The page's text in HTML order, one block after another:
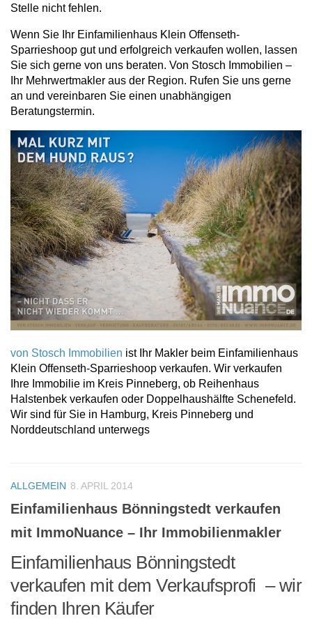
Stelle nicht fehlen.
Wenn Sie Ihr Einfamilienhaus Klein Offenseth-
Sparrieshoop gut und erfolgreich verkaufen wollen, lassen
Sie sich gerne von uns beraten. Von Stosch Immobilien –
Ihr Mehrwertmakler aus der Region. Rufen Sie uns gerne
an und vereinbaren Sie einen unabhängigen
Beratungstermin.
von Stosch Immobilien ist Ihr Makler beim Einfamilienhaus
Klein Offenseth-Sparrieshoop verkaufen. Wir verkaufen
Ihre Immobilie im Kreis Pinneberg, ob Reihenhaus
Halstenbek verkaufen oder Doppelhaushälfte Schenefeld.
Wir sind für Sie in Hamburg, Kreis Pinneberg und
Norddeutschland unterwegs
ALLGEMEIN 8. APRIL 2014
Einfamilienhaus Bönningstedt verkaufen
mit ImmoNuance – Ihr Immobilienmakler
Einfamilienhaus Bönningstedt
verkaufen mit dem Verkaufsprofi – wir
finden Ihren Käufer